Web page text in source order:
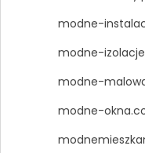
modne-
modne-
modne-
modne-